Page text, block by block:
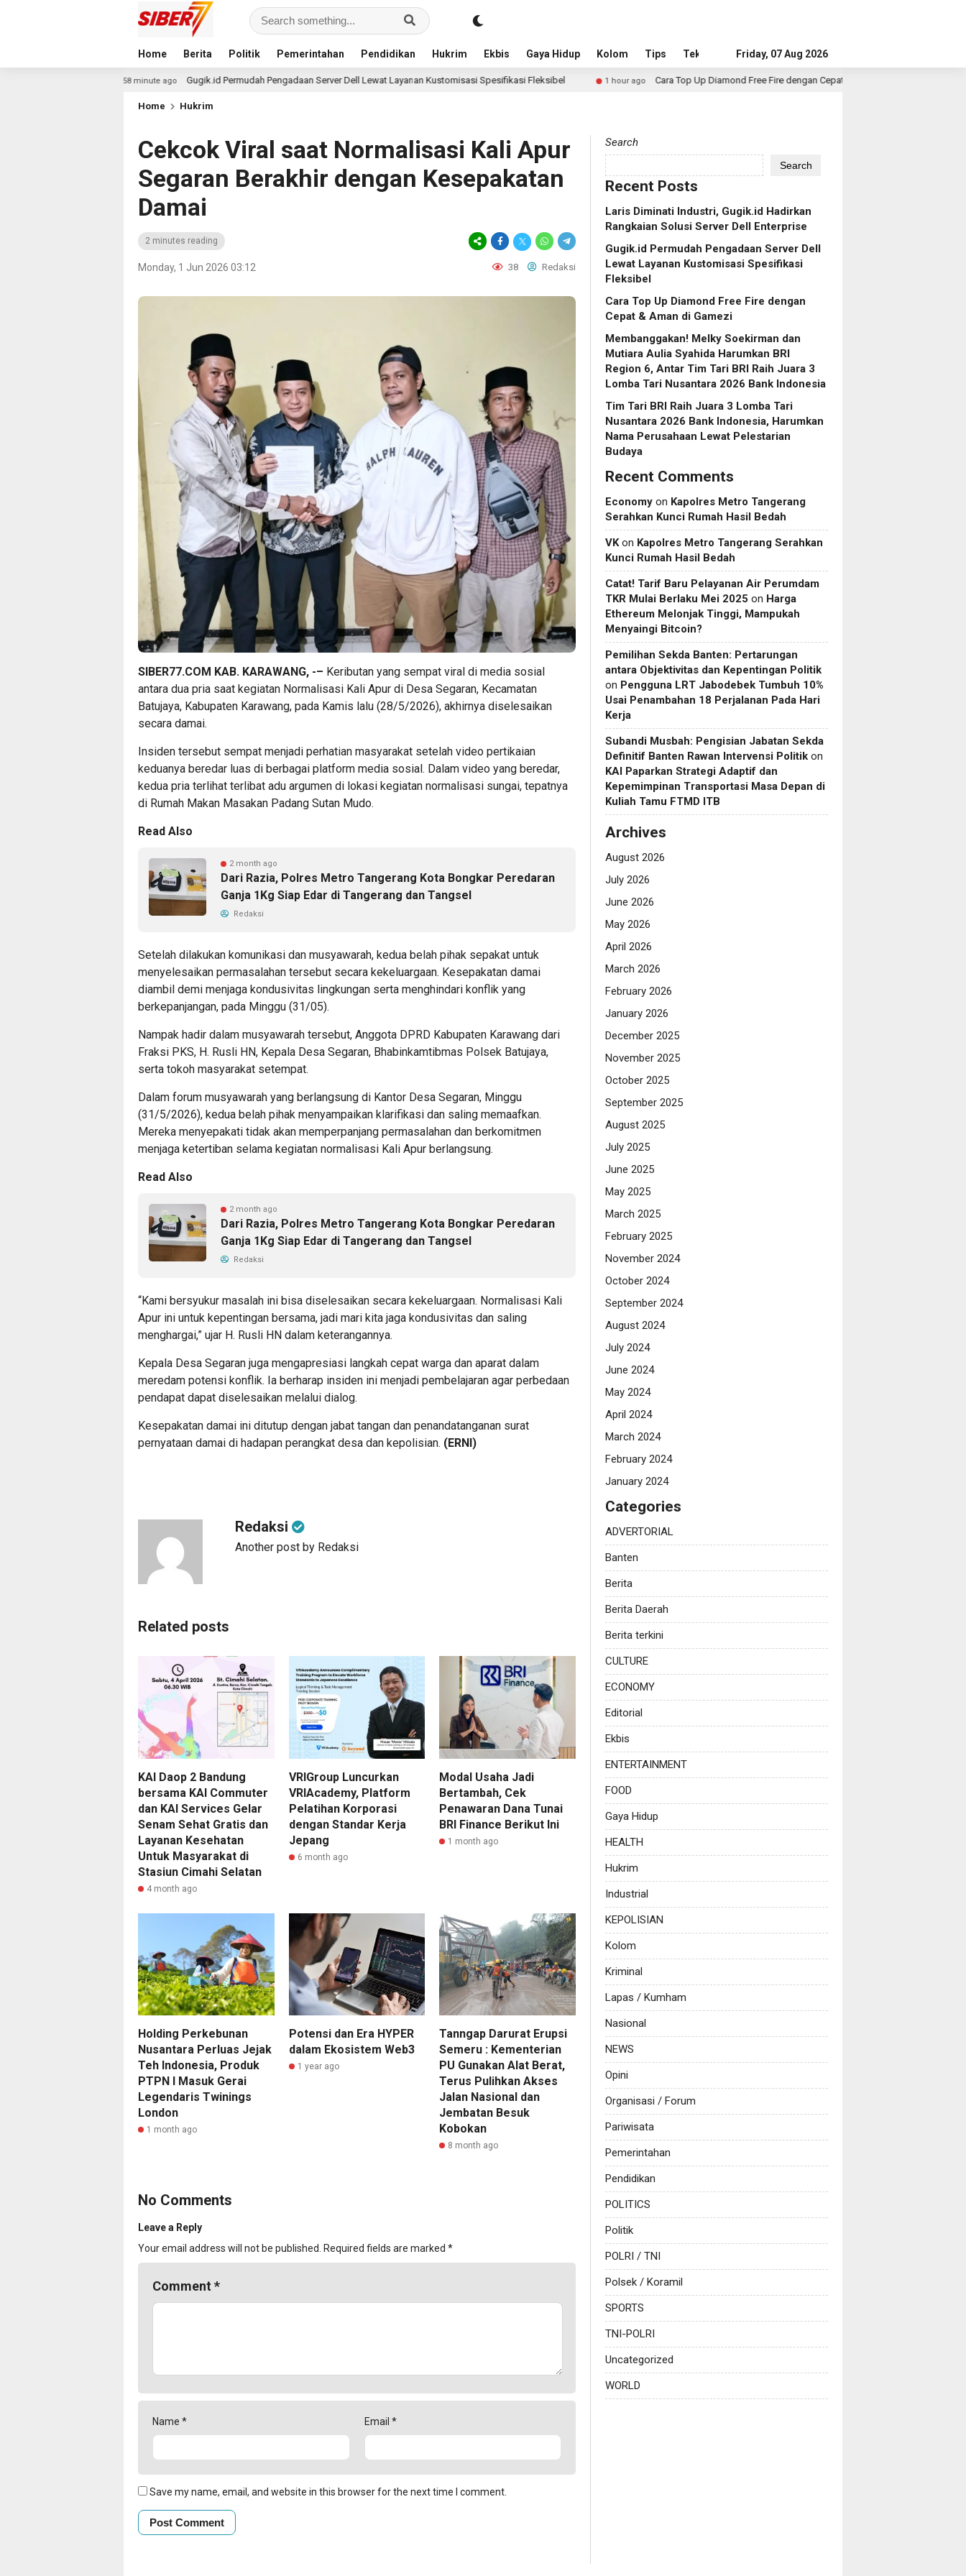
Home Berita Politik Pemerintahan Pendidikan Hukrim Ekbis Gaya Hidup Kolom Tips Tekno Friday, 07 Aug 2026
Gugik.id Permudah Pengadaan Server Dell Lewat Layanan Kustomisasi Spesifikasi Fleksibel 1 hour ago Cara Top Up Diamond Free Fire dengan Cepat & Aman di Gamezi
Home Hukrim
Cekcok Viral saat Normalisasi Kali Apur
Segaran Berakhir dengan Kesepakatan
Damai
2 minutes reading
Monday, 1 Jun 2026 03:12 38 Redaksi
SIBER77.COM KAB. KARAWANG, -– Keributan yang sempat viral di media sosial
antara dua pria saat kegiatan Normalisasi Kali Apur di Desa Segaran, Kecamatan
Batujaya, Kabupaten Karawang, pada Kamis lalu (28/5/2026), akhirnya diselesaikan
secara damai.
Insiden tersebut sempat menjadi perhatian masyarakat setelah video pertikaian
keduanya beredar luas di berbagai platform media sosial. Dalam video yang beredar,
kedua pria terlihat terlibat adu argumen di lokasi kegiatan normalisasi sungai, tepatnya
di Rumah Makan Masakan Padang Sutan Mudo.
Read Also
2 month ago
Dari Razia, Polres Metro Tangerang Kota Bongkar Peredaran
Ganja 1Kg Siap Edar di Tangerang dan Tangsel
Redaksi
Setelah dilakukan komunikasi dan musyawarah, kedua belah pihak sepakat untuk
menyelesaikan permasalahan tersebut secara kekeluargaan. Kesepakatan damai
diambil demi menjaga kondusivitas lingkungan serta menghindari konflik yang
berkepanjangan, pada Minggu (31/05).
Nampak hadir dalam musyawarah tersebut, Anggota DPRD Kabupaten Karawang dari
Fraksi PKS, H. Rusli HN, Kepala Desa Segaran, Bhabinkamtibmas Polsek Batujaya,
serta tokoh masyarakat setempat.
Dalam forum musyawarah yang berlangsung di Kantor Desa Segaran, Minggu
(31/5/2026), kedua belah pihak menyampaikan klarifikasi dan saling memaafkan.
Mereka menyepakati tidak akan memperpanjang permasalahan dan berkomitmen
menjaga ketertiban selama kegiatan normalisasi Kali Apur berlangsung.
Read Also
2 month ago
Dari Razia, Polres Metro Tangerang Kota Bongkar Peredaran
Ganja 1Kg Siap Edar di Tangerang dan Tangsel
Redaksi
“Kami bersyukur masalah ini bisa diselesaikan secara kekeluargaan. Normalisasi Kali
Apur ini untuk kepentingan bersama, jadi mari kita jaga kondusivitas dan saling
menghargai,” ujar H. Rusli HN dalam keterangannya.
Kepala Desa Segaran juga mengapresiasi langkah cepat warga dan aparat dalam
meredam potensi konflik. Ia berharap insiden ini menjadi pembelajaran agar perbedaan
pendapat dapat diselesaikan melalui dialog.
Kesepakatan damai ini ditutup dengan jabat tangan dan penandatanganan surat
pernyataan damai di hadapan perangkat desa dan kepolisian. (ERNI)
Redaksi
Another post by Redaksi
Related posts
KAI Daop 2 Bandung
bersama KAI Commuter
dan KAI Services Gelar
Senam Sehat Gratis dan
Layanan Kesehatan
Untuk Masyarakat di
Stasiun Cimahi Selatan
4 month ago
VRIGroup Luncurkan
VRIAcademy, Platform
Pelatihan Korporasi
dengan Standar Kerja
Jepang
6 month ago
Modal Usaha Jadi
Bertambah, Cek
Penawaran Dana Tunai
BRI Finance Berikut Ini
1 month ago
Holding Perkebunan
Nusantara Perluas Jejak
Teh Indonesia, Produk
PTPN I Masuk Gerai
Legendaris Twinings
London
1 month ago
Potensi dan Era HYPER
dalam Ekosistem Web3
1 year ago
Tanngap Darurat Erupsi
Semeru : Kementerian
PU Gunakan Alat Berat,
Terus Pulihkan Akses
Jalan Nasional dan
Jembatan Besuk
Kobokan
8 month ago
No Comments
Leave a Reply
Your email address will not be published.
Required fields are marked *
Comment *
Name * Email *
Save my name, email, and website in this browser for the next time I comment.
Search
Search
Recent Posts
Laris Diminati Industri, Gugik.id Hadirkan
Rangkaian Solusi Server Dell Enterprise
Gugik.id Permudah Pengadaan Server Dell
Lewat Layanan Kustomisasi Spesifikasi
Fleksibel
Cara Top Up Diamond Free Fire dengan
Cepat & Aman di Gamezi
Membanggakan! Melky Soekirman dan
Mutiara Aulia Syahida Harumkan BRI
Region 6, Antar Tim Tari BRI Raih Juara 3
Lomba Tari Nusantara 2026 Bank Indonesia
Tim Tari BRI Raih Juara 3 Lomba Tari
Nusantara 2026 Bank Indonesia, Harumkan
Nama Perusahaan Lewat Pelestarian
Budaya
Recent Comments
Economy on Kapolres Metro Tangerang
Serahkan Kunci Rumah Hasil Bedah
VKon Kapolres Metro Tangerang Serahkan
Kunci Rumah Hasil Bedah
Catat! Tarif Baru Pelayanan Air Perumdam
TKR Mulai Berlaku Mei 2025 on Harga
Ethereum Melonjak Tinggi, Mampukah
Menyaingi Bitcoin?
Pemilihan Sekda Banten: Pertarungan
antara Objektivitas dan Kepentingan Politik
on Pengguna LRT Jabodebek Tumbuh 10%
Usai Penambahan 18 Perjalanan Pada Hari
Kerja
Subandi Musbah: Pengisian Jabatan Sekda
Definitif Banten Rawan Intervensi Politik on
KAI Paparkan Strategi Adaptif dan
Kepemimpinan Transportasi Masa Depan di
Kuliah Tamu FTMD ITB
Archives
August 2026
July 2026
June 2026
May 2026
April 2026
March 2026
February 2026
January 2026
December 2025
November 2025
October 2025
September 2025
August 2025
July 2025
June 2025
May 2025
March 2025
February 2025
November 2024
October 2024
September 2024
August 2024
July 2024
June 2024
May 2024
April 2024
March 2024
February 2024
January 2024
Categories
ADVERTORIAL
Banten
Berita
Berita Daerah
Berita terkini
CULTURE
ECONOMY
Editorial
Ekbis
ENTERTAINMENT
FOOD
Gaya Hidup
HEALTH
Hukrim
Industrial
KEPOLISIAN
Kolom
Kriminal
Lapas / Kumham
Nasional
NEWS
Opini
Organisasi / Forum
Pariwisata
Pemerintahan
Pendidikan
POLITICS
Politik
POLRI / TNI
Polsek / Koramil
SPORTS
TNI-POLRI
Uncategorized
WORLD